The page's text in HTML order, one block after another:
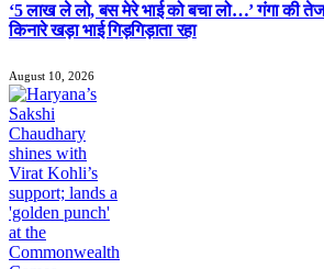
‘5 लाख ले लो, बस मेरे भाई को बचा लो…’ गंगा की तेज
किनारे खड़ा भाई गिड़गिड़ाता रहा
August 10, 2026